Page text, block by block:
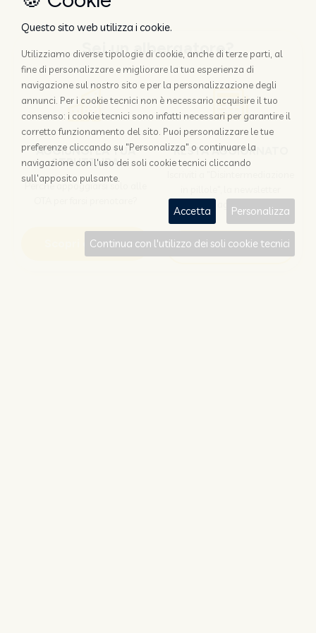
Sei un albergatore?
AGGIUNGI LA TUA
STRUTTURA
Perchè appoggiarsi solo alle
Scopri come
RESTA AGGIORNATO
dedicata agli albergatori
Iscriviti
Questo sito web utilizza i cookie.
Utilizziamo diverse tipologie di cookie, anche di terze parti, al
fine di personalizzare e migliorare la tua esperienza di
navigazione sul nostro sito e per la personalizzazione degli
annunci. Per i cookie tecnici non è necessario acquisire il tuo
consenso: i cookie tecnici sono infatti necessari per garantire il
corretto funzionamento del sito. Puoi personalizzare le tue
preferenze cliccando su "Personalizza" o continuare la
navigazione con l'uso dei soli cookie tecnici cliccando
sull'apposito pulsante.
Accetta Personalizza
Continua con l'utilizzo dei soli cookie tecnici